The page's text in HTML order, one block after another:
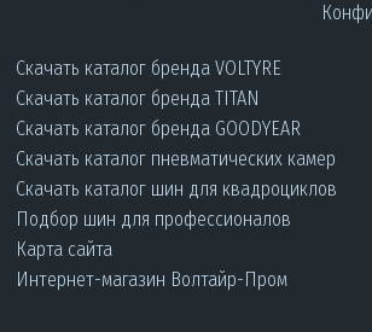
Скачать каталог бренда VOLTYRE
Скачать каталог бренда TITAN
Скачать каталог бренда GOODYEAR
Скачать каталог пневматических камер
Скачать каталог шин для квадроциклов
Подбор шин для профессионалов
Карта сайта
Интернет-магазин Волтайр-Пром